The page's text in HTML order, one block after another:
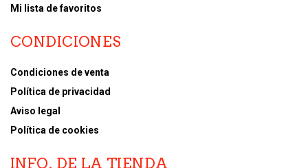
Mi lista de favoritos
CONDICIONES
Condiciones de venta
Política de privacidad
Aviso legal
Política de cookies
INFO. DE LA TIENDA